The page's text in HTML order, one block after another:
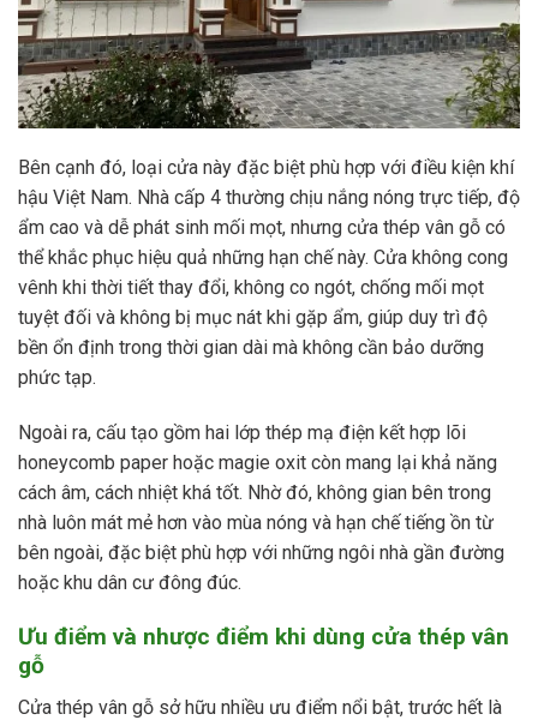
Bên cạnh đó, loại cửa này đặc biệt phù hợp với điều kiện khí
hậu Việt Nam. Nhà cấp 4 thường chịu nắng nóng trực tiếp, độ
ẩm cao và dễ phát sinh mối mọt, nhưng cửa thép vân gỗ có
thể khắc phục hiệu quả những hạn chế này. Cửa không cong
vênh khi thời tiết thay đổi, không co ngót, chống mối mọt
tuyệt đối và không bị mục nát khi gặp ẩm, giúp duy trì độ
bền ổn định trong thời gian dài mà không cần bảo dưỡng
phức tạp.
Ngoài ra, cấu tạo gồm hai lớp thép mạ điện kết hợp lõi
honeycomb paper hoặc magie oxit còn mang lại khả năng
cách âm, cách nhiệt khá tốt. Nhờ đó, không gian bên trong
nhà luôn mát mẻ hơn vào mùa nóng và hạn chế tiếng ồn từ
bên ngoài, đặc biệt phù hợp với những ngôi nhà gần đường
hoặc khu dân cư đông đúc.
Ưu điểm và nhược điểm khi dùng cửa thép vân
gỗ
Cửa thép vân gỗ sở hữu nhiều ưu điểm nổi bật, trước hết là